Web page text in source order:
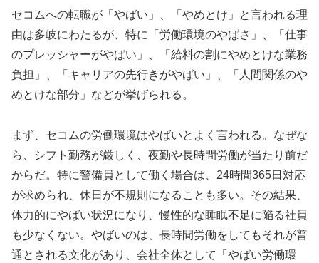
セコムへの転職が「やばい」、「やめとけ」と言われる理
由は多岐にわたるが、特に「労働環境のやばさ」、「仕事
のプレッシャーがやばい」、「給料の割にやめとけな業務
負担」、「キャリアの先行きがやばい」、「人間関係のや
めとけな部分」などが挙げられる。
まず、セコムの労働環境はやばいとよく言われる。なぜな
ら、シフト勤務が厳しく、夜勤や長時間労働が当たり前だ
からだ。特に警備員として働く場合は、24時間365日対応
が求められ、休日が不規則になることも多い。その結果、
体力的にやばい状況になり、慢性的な睡眠不足に陥る社員
も少なくない。やばいのは、長時間労働をしてもそれが普
通とされる文化があり、会社全体として「やばい労働環